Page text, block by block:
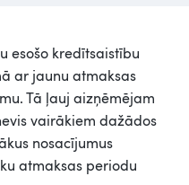
esošo kredītsaistību
ar jaunu atmaksas
Tā ļauj aizņēmējam
vairākiem dažādos
nosacījumus
atmaksas periodu